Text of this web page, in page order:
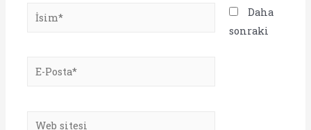
İsim*
E-
Web
Daha
sonraki